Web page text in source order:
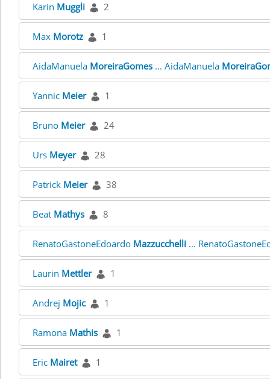
Karin Muggli 2
Max Morotz 1
AidaManuela MoreiraGomes ... AidaManuela
Yannic Meier 1
Bruno Meier 24
Urs Meyer 28
Patrick Meier 38
Beat Mathys 8
RenatoGastoneEdoardo Mazzucchelli ...
Laurin Mettler 1
Andrej Mojic 1
Ramona Mathis 1
Eric Mairet 1